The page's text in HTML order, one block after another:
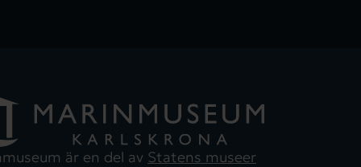
är en del av Statens museer